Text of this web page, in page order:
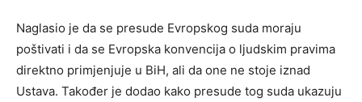
Naglasio je da se presude Evropskog suda moraju
poštivati i da se Evropska konvencija o ljudskim pravima
direktno primjenjuje u BiH, ali da one ne stoje iznad
Ustava. Također je dodao kako presude tog suda ukazuju